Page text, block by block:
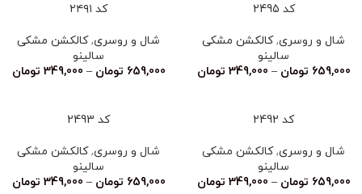
کد 2495
شال و روسری,کالکشن مشکی
سالینو
659,000 تومان –
349,000 تومان
کد ۲۴۹۱
شال و روسری,کالکشن مشکی
سالینو
659,000 تومان –
349,000 تومان
کد 2492
شال و روسری,کالکشن مشکی
سالینو
659,000 تومان –
349,000 تومان
کد 2493
شال و روسری,کالکشن مشکی
سالینو
659,000 تومان –
349,000 تومان